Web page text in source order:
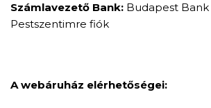
Számlavezető Bank: Budapest Bank
Pestszentimre fiók
A webáruház elérhetőségei: